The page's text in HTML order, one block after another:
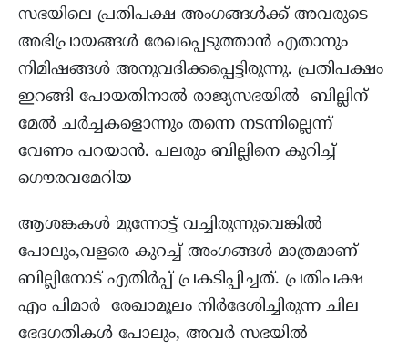
സഭയിലെ പ്രതിപക്ഷ അംഗങ്ങള്‍ക്ക് അവരുടെ
അഭിപ്രായങ്ങള്‍ രേഖപ്പെടുത്താന്‍ എതാനും
നിമിഷങ്ങള്‍ അനുവദിക്കപ്പെട്ടിരുന്നു. പ്രതിപക്ഷം
ഇറങ്ങി പോയതിനാൽ രാജ്യസഭയില്‍ ബില്ലിന്
മേൽ ചർച്ചകളൊന്നും തന്നെ നടന്നില്ലെന്ന്
വേണം പറയാൻ. പലരും ബില്ലിനെ കുറിച്ച്
ഗൌരവമേറിയ
ആശങ്കകൾ മുന്നോട്ട് വച്ചിരുന്നുവെങ്കിൽ
പോലും,വളരെ കുറച്ച് അംഗങ്ങള്‍ മാത്രമാണ്
ബില്ലിനോട് എതിർപ്പ് പ്രകടിപ്പിച്ചത്. പ്രതിപക്ഷ
എം പിമാർ രേഖാമൂലം നിർദേശിച്ചിരുന്ന ചില
ഭേദഗതികൾ പോലും, അവര്‍ സഭയിൽ